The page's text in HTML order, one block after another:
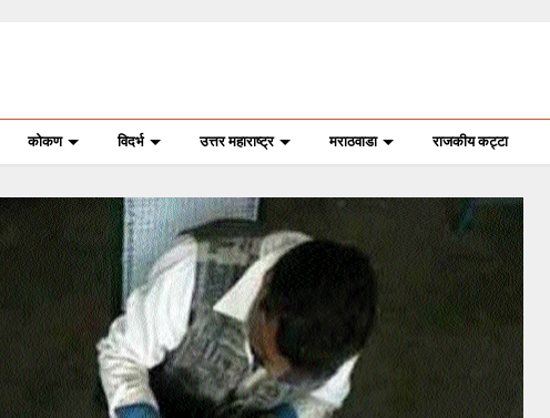
कोकण विदर्भ उत्तर महाराष्ट्र मराठवाडा राजकीय कट्टा